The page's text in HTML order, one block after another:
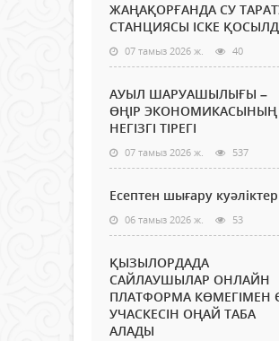
ЖАҢАҚОРҒАНДА СУ
СТАНЦИЯСЫ ІСКЕ
07 тамыз 2026 ж. 40
АУЫЛ ШАРУАШЫЛЫҒЫ –
ӨҢІР ЭКОНОМИКАСЫНЫҢ
НЕГІЗГІ ТІРЕГІ
07 тамыз 2026 ж. 537
Есептен шығару
06 тамыз 2026 ж. 53
ҚЫЗЫЛОРДАДА
САЙЛАУШЫЛАР ОНЛАЙН
ПЛАТФОРМА КӨМЕГІМЕН
УЧАСКЕСІН ОҢАЙ ТАБА
АЛАДЫ